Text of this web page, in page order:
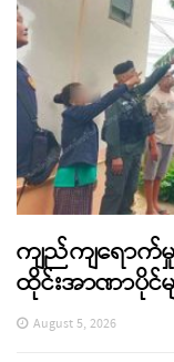
ကျည်ကျရောက်
ထိုင်းအာဏာပိုင်မ
August 5, 2026